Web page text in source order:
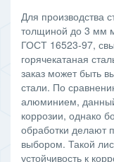
Для производства
толщиной до 3 мм
ГОСТ 16523-97,
горячекатаная
заказ может быть
стали. По
алюминием,
коррозии, однако
обработки делают
выбором. Такой
устойчивость к